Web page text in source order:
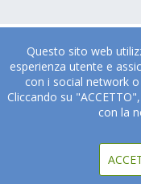
Questo sito web
esperienza utente e
con i social network
Cliccando su
con la
© 2005-2026 Sukha